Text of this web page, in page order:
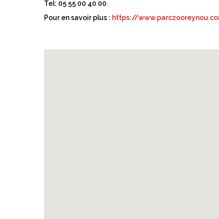
Tel: 05 55 00 40 00
Pour en savoir plus : https://